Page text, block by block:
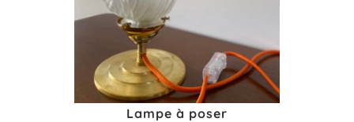
Lampe à poser